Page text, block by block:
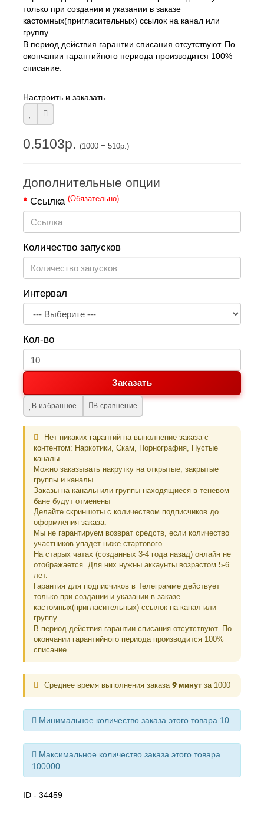
только при создании и указании в заказе
кастомных(пригласительных) ссылок на канал или
группу.
В период действия гарантии списания отсутствуют. По
окончании гарантийного периода производится 100%
списание.
Настроить и заказать
0.5103р. (1000 = 510р.)
Дополнительные опции
Ссылка (Обязательно)
Количество запусков
Интервал
Кол-во
Заказать
В избранное В сравнение
Нет никаких гарантий на выполнение заказа с
контентом: Наркотики, Скам, Порнография, Пустые
каналы
Можно заказывать накрутку на открытые, закрытые
группы и каналы
Заказы на каналы или группы находящиеся в теневом
бане будут отменены
Делайте скриншоты с количеством подписчиков до
оформления заказа.
Мы не гарантируем возврат средств, если количество
участников упадет ниже стартового.
На старых чатах (созданных 3-4 года назад) онлайн не
отображается. Для них нужны аккаунты возрастом 5-6
лет.
Гарантия для подписчиков в Телеграмме действует
только при создании и указании в заказе
кастомных(пригласительных) ссылок на канал или
группу.
В период действия гарантии списания отсутствуют. По
окончании гарантийного периода производится 100%
списание.
Среднее время выполнения заказа 9 минут за 1000
Минимальное количество заказа этого товара 10
Максимальное количество заказа этого товара
100000
ID - 34459